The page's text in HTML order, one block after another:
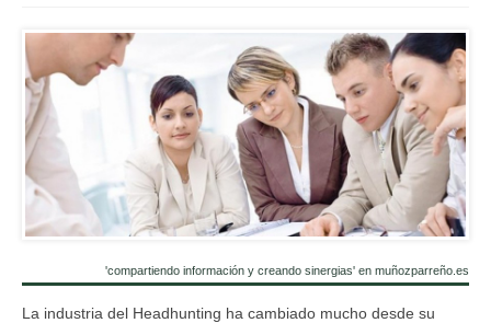
'compartiendo información y creando sinergias' en muñozparreño.es
La industria del Headhunting ha cambiado mucho desde su